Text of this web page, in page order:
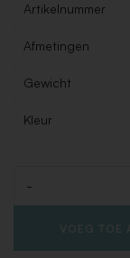
Artikelnummer
Afmetingen
Gewicht
Kleur
-
VOEG TOE